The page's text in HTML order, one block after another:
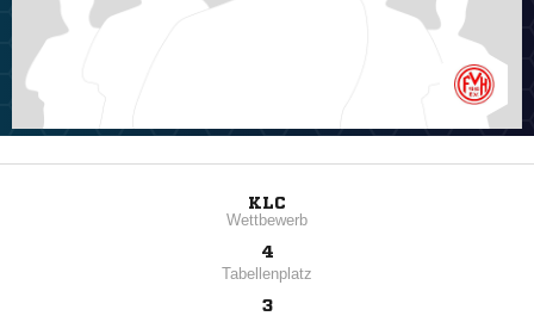
KLC
Wettbewerb
4
Tabellenplatz
3